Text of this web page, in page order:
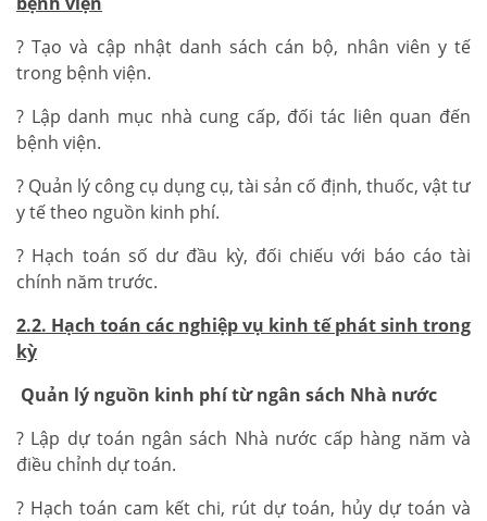
? Tạo và cập nhật danh sách cán bộ, nhân viên y tế
trong bệnh viện.
? Lập danh mục nhà cung cấp, đối tác liên quan đến
bệnh viện.
? Quản lý công cụ dụng cụ, tài sản cố định, thuốc, vật tư
y tế theo nguồn kinh phí.
? Hạch toán số dư đầu kỳ, đối chiếu với báo cáo tài
chính năm trước.
2.2. Hạch toán các nghiệp vụ kinh tế phát sinh trong
kỳ
Quản lý nguồn kinh phí từ ngân sách Nhà nước
? Lập dự toán ngân sách Nhà nước cấp hàng năm và
điều chỉnh dự toán.
? Hạch toán cam kết chi, rút dự toán, hủy dự toán và